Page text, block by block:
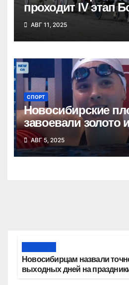
проходит IV этап
Сибирского круга
АВГ 11, 2025
СПОРТ
Новосибирские
завоевали золото
чемпионате мира в
АВГ 5, 2025
Новосибирцам назвали
выходных дней на